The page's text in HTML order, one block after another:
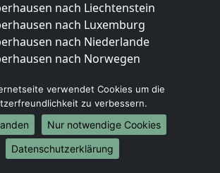
nach Liechtenstein
nach Luxemburg
nach Niederlande
nach Norwegen
nach Berlin
nach Hamburg
nach München
nach Köln
verwendet Cookies um die
zu verbessern.
Nur notwendige Cookies
Datenschutzerklärung